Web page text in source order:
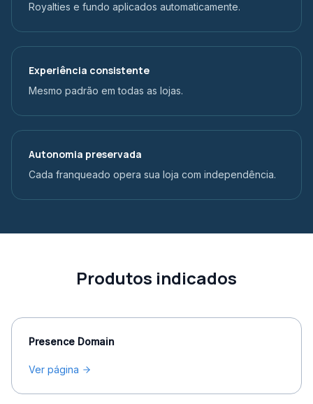
Royalties e fundo aplicados automaticamente.
Experiência consistente
Mesmo padrão em todas as lojas.
Autonomia preservada
Cada franqueado opera sua loja com independência.
Produtos indicados
Presence Domain
Ver página